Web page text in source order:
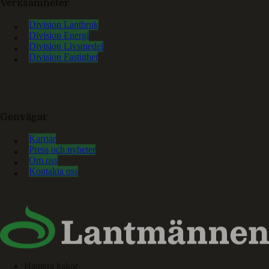
Division Lantbruk
Division Energi
Division Livsmedel
Division Fastighet
Karriär
Press och nyheter
Om oss
Kontakta oss